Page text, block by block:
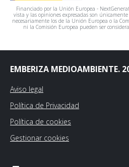
Financiado por la Unión Europea -
vista y las opiniones expresadas son
necesariamente los de la Unión Europea o la
ni la Comisión Europea pueden ser
EMBERIZA MEDIOAMBIENTE.
Aviso legal
Política de Privacidad
Política de cookies
Gestionar cookies